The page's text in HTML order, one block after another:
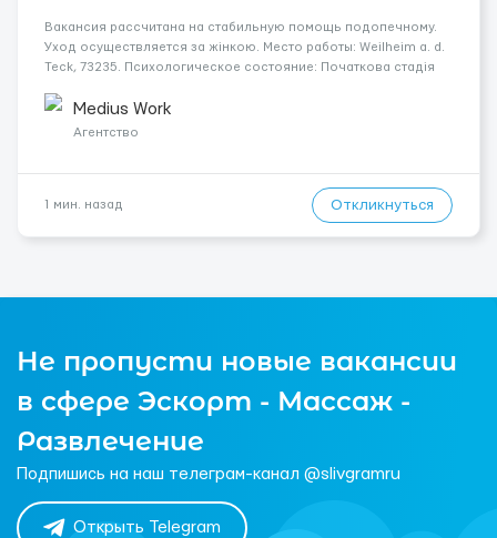
Вакансия рассчитана на стабильную помощь подопечному.
Уход осуществляется за жінкою. Место работы: Weilheim a. d.
Teck, 73235. Психологическое состояние: Початкова стадія
Мобільний. Ночной уход: Іноді прокидається, не ...
Medius Work
Агентство
1 мин. назад Откликнуться
Не пропусти новые вакансии
в сфере Эскорт - Массаж -
Развлечение
Подпишись на наш телеграм-канал @slivgramru
Открыть Telegram